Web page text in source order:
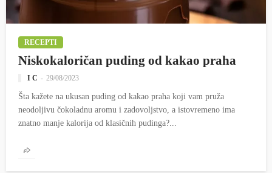
RECEPTI
Niskokaloričan puding od kakao praha
I C 29/08/2023
Šta kažete na ukusan puding od kakao praha koji vam pruža
neodoljivu čokoladnu aromu i zadovoljstvo, a istovremeno ima
znatno manje kalorija od klasičnih pudinga?...